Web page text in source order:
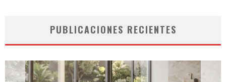
PUBLICACIONES RECIENTES